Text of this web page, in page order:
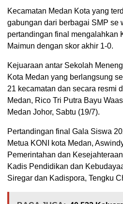
Kecamatan Medan Kota yang
gabungan dari berbagai SMP se
pertandingan final mengalahkan
Maimun dengan skor akhir 1-0.
Kejuaraan antar Sekolah
Kota Medan yang berlangsung
21 kecamatan dan secara resmi
Medan, Rico Tri Putra Bayu
Medan Johor, Sabtu (19/7).
Pertandingan final Gala Siswa
Metua KONI kota Medan,
Pemerintahan dan
Kadis Pendidikan dan
Siregar dan Kadispora, Tengku